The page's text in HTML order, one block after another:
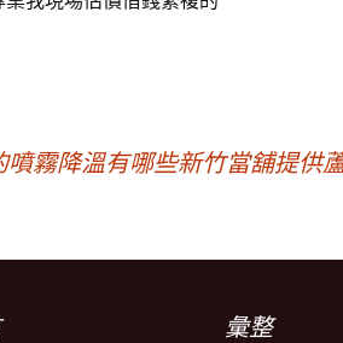
噴霧降溫有哪些新竹當舖提供
彙整